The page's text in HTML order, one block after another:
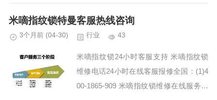
米嘀指纹锁特曼客服热线咨询
3个月前 (04-30) 行业 43
米嘀指纹锁24小时客服支持 米嘀指纹锁
维修电话24小时在线客服报修全国：(1)4
00-1865-909 米嘀指纹锁维修在线服务热